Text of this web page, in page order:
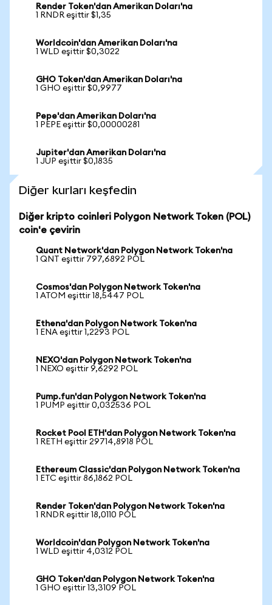
Render Token'dan Amerikan Doları'na
1 RNDR eşittir $1,35
Worldcoin'dan Amerikan Doları'na
1 WLD eşittir $0,3022
GHO Token'dan Amerikan Doları'na
1 GHO eşittir $0,9977
Pepe'dan Amerikan Doları'na
1 PEPE eşittir $0,00000281
Jupiter'dan Amerikan Doları'na
1 JUP eşittir $0,1835
Diğer kurları keşfedin
Diğer kripto coinleri Polygon Network Token (POL)
coin'e çevirin
Quant Network'dan Polygon Network Token'na
1 QNT eşittir 797,6892 POL
Cosmos'dan Polygon Network Token'na
1 ATOM eşittir 18,5447 POL
Ethena'dan Polygon Network Token'na
1 ENA eşittir 1,2293 POL
NEXO'dan Polygon Network Token'na
1 NEXO eşittir 9,6292 POL
Pump.fun'dan Polygon Network Token'na
1 PUMP eşittir 0,032536 POL
Rocket Pool ETH'dan Polygon Network Token'na
1 RETH eşittir 29714,8918 POL
Ethereum Classic'dan Polygon Network Token'na
1 ETC eşittir 86,1862 POL
Render Token'dan Polygon Network Token'na
1 RNDR eşittir 18,0110 POL
Worldcoin'dan Polygon Network Token'na
1 WLD eşittir 4,0312 POL
GHO Token'dan Polygon Network Token'na
1 GHO eşittir 13,3109 POL